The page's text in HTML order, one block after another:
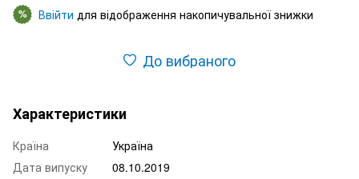
% Ввійти для відображення накопичувальної знижки
До вибраного
Характеристики
Країна
Україна
Дата випуску
08.10.2019